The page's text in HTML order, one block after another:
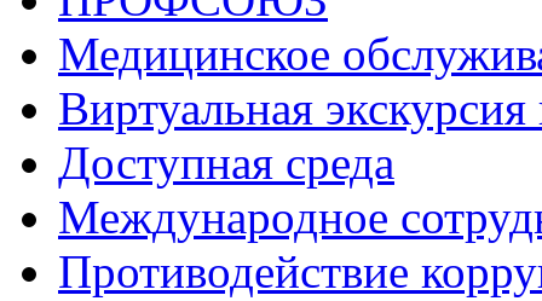
Медицинское
Виртуальная
Доступная среда
Международное
Противодействие